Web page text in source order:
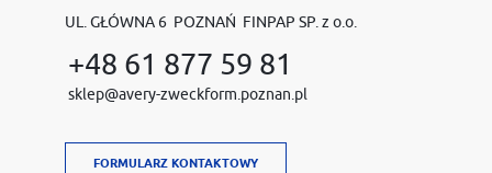
UL. GŁÓWNA 6 POZNAŃ FINPAP SP. z o.o.
+48 61 877 59 81
sklep@avery-zweckform.poznan.pl
FORMULARZ KONTAKTOWY